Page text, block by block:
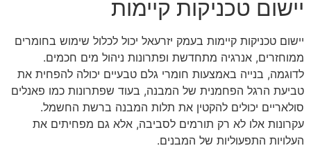
יישום טכניקות קיימות
יישום טכניקות קיימות בעמק יזרעאל יכול לכלול שימוש בחומרים
ממוחזרים, אנרגיה מתחדשת ופתרונות ניהול מים חכמים.
לדוגמה, בנייה באמצעות חומרי גלם טבעיים יכולה להפחית את
טביעת הרגל הפחמנית של המבנה, בעוד שפתרונות כמו פאנלים
סולאריים יכולים להקטין את תלות המבנה ברשת החשמל.
עקרונות אלו לא רק תורמים לסביבה, אלא גם מפחיתים את
העלויות התפעוליות של המבנים.